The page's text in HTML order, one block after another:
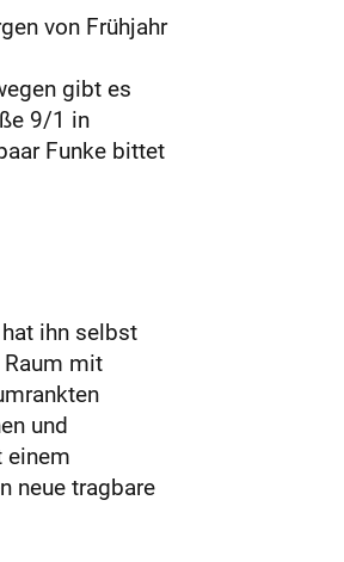
von Frühjahr
gibt es
9/1 in
Funke bittet
ihn selbst
mit
und
einem
neue tragbare